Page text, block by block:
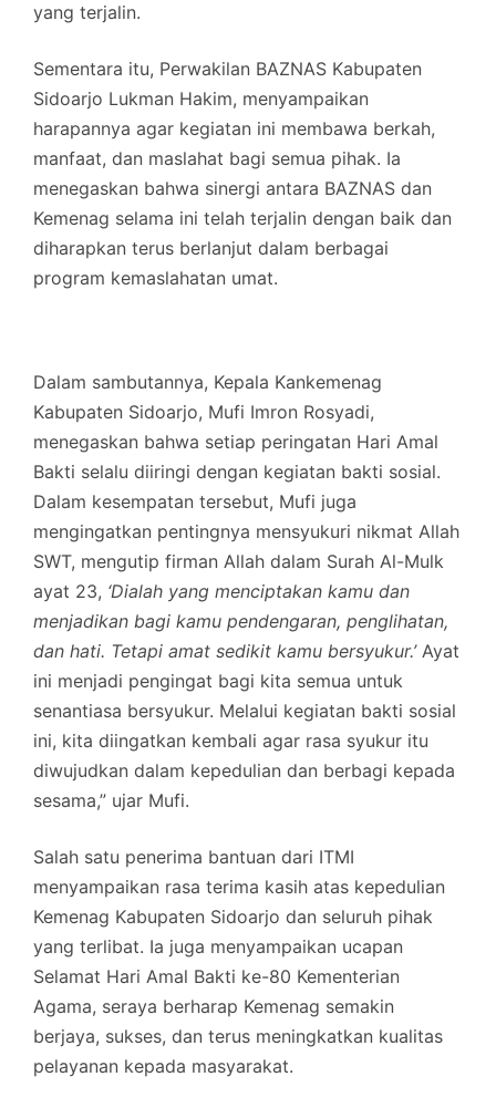
yang terjalin.
Sementara itu, Perwakilan BAZNAS Kabupaten
Sidoarjo Lukman Hakim, menyampaikan
harapannya agar kegiatan ini membawa berkah,
manfaat, dan maslahat bagi semua pihak. Ia
menegaskan bahwa sinergi antara BAZNAS dan
Kemenag selama ini telah terjalin dengan baik dan
diharapkan terus berlanjut dalam berbagai
program kemaslahatan umat.
Dalam sambutannya, Kepala Kankemenag
Kabupaten Sidoarjo, Mufi Imron Rosyadi,
menegaskan bahwa setiap peringatan Hari Amal
Bakti selalu diiringi dengan kegiatan bakti sosial.
Dalam kesempatan tersebut, Mufi juga
mengingatkan pentingnya mensyukuri nikmat Allah
SWT, mengutip firman Allah dalam Surah Al-Mulk
ayat 23, ‘Dialah yang menciptakan kamu dan
menjadikan bagi kamu pendengaran, penglihatan,
dan hati. Tetapi amat sedikit kamu bersyukur.’Ayat
ini menjadi pengingat bagi kita semua untuk
senantiasa bersyukur. Melalui kegiatan bakti sosial
ini, kita diingatkan kembali agar rasa syukur itu
diwujudkan dalam kepedulian dan berbagi kepada
sesama,” ujar Mufi.
Salah satu penerima bantuan dari ITMI
menyampaikan rasa terima kasih atas kepedulian
Kemenag Kabupaten Sidoarjo dan seluruh pihak
yang terlibat. Ia juga menyampaikan ucapan
Selamat Hari Amal Bakti ke-80 Kementerian
Agama, seraya berharap Kemenag semakin
berjaya, sukses, dan terus meningkatkan kualitas
pelayanan kepada masyarakat.